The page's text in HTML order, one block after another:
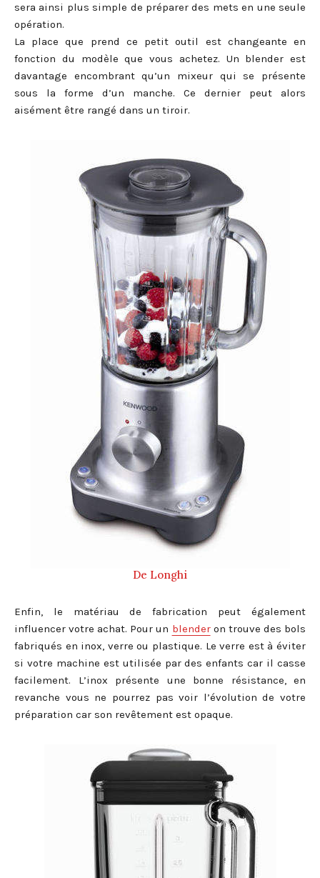
sera ainsi plus simple de préparer des mets en une seule
opération.
La place que prend ce petit outil est changeante en
fonction du modèle que vous achetez. Un blender est
davantage encombrant qu’un mixeur qui se présente
sous la forme d’un manche. Ce dernier peut alors
aisément être rangé dans un tiroir.
De Longhi
Enfin, le matériau de fabrication peut également
influencer votre achat. Pour un blenderon trouve des bols
fabriqués en inox, verre ou plastique. Le verre est à éviter
si votre machine est utilisée par des enfants car il casse
facilement. L’inox présente une bonne résistance, en
revanche vous ne pourrez pas voir l’évolution de votre
préparation car son revêtement est opaque.